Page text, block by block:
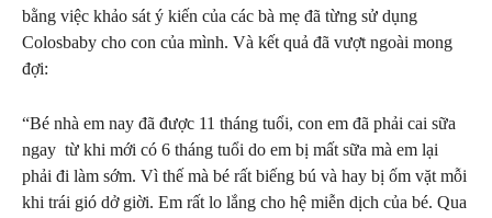
bằng việc khảo sát ý kiến của các bà mẹ đã từng sử dụng
Colosbaby cho con của mình. Và kết quả đã vượt ngoài mong
đợi:
“Bé nhà em nay đã được 11 tháng tuổi, con em đã phải cai sữa
ngay từ khi mới có 6 tháng tuổi do em bị mất sữa mà em lại
phải đi làm sớm. Vì thế mà bé rất biếng bú và hay bị ốm vặt mỗi
khi trái gió dở giời. Em rất lo lắng cho hệ miễn dịch của bé. Qua